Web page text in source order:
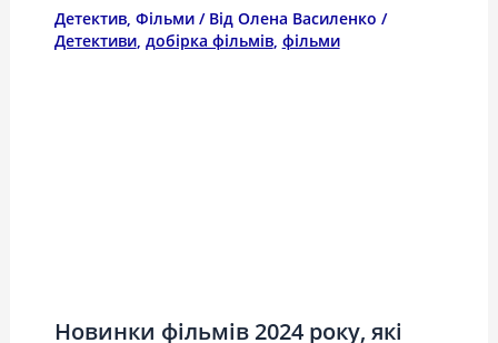
Детектив, Фільми/ Від Олена Василенко /
Детективи, добірка фільмів, фільми
Новинки фільмів 2024 року, які